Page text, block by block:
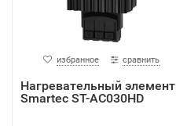
избранное сравнить
Нагревательный элемент
Smartec ST-AC030HD